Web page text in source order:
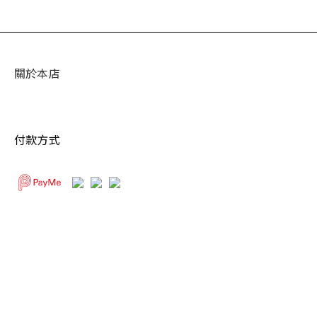
關於本店
付款方式